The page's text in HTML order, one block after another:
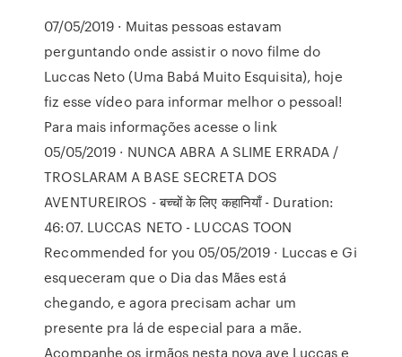
07/05/2019 · Muitas pessoas estavam
perguntando onde assistir o novo filme do
Luccas Neto (Uma Babá Muito Esquisita), hoje
fiz esse vídeo para informar melhor o pessoal!
Para mais informações acesse o link
05/05/2019 · NUNCA ABRA A SLIME ERRADA /
TROSLARAM A BASE SECRETA DOS
AVENTUREIROS - बच्चों के लिए कहानियाँ - Duration:
46:07. LUCCAS NETO - LUCCAS TOON
Recommended for you 05/05/2019 · Luccas e Gi
esqueceram que o Dia das Mães está
chegando, e agora precisam achar um
presente pra lá de especial para a mãe.
Acompanhe os irmãos nesta nova ave Luccas e